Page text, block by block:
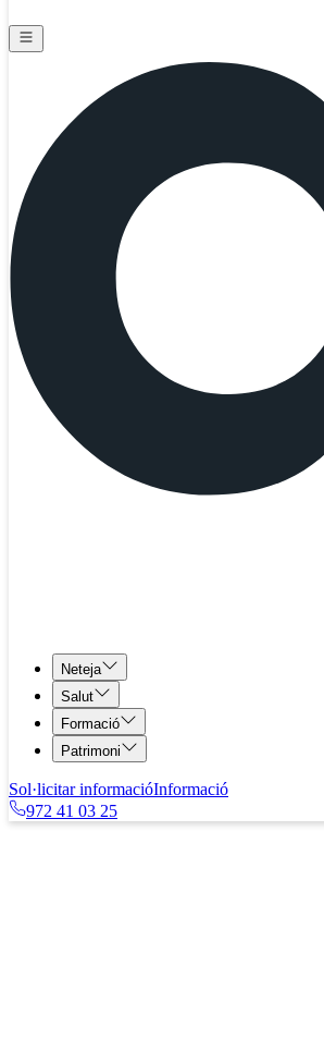
Neteja
Salut
Formació
Patrimoni
Sol·licitar informacióInformació
972 41 03 25